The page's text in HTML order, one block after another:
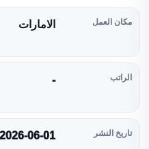
مكان العمل الامارات
الراتب -
تاريخ النشر 2026-06-01